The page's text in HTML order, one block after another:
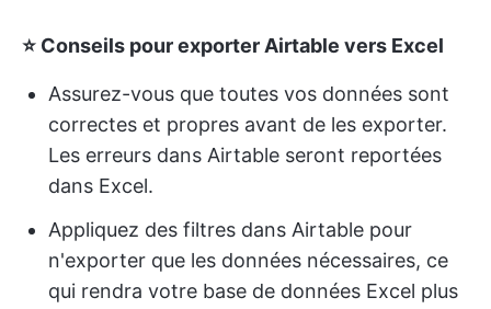
⭐️ Conseils pour exporter Airtable vers Excel
Assurez-vous que toutes vos données sont
correctes et propres avant de les exporter.
Les erreurs dans Airtable seront reportées
dans Excel.
Appliquez des filtres dans Airtable pour
n'exporter que les données nécessaires, ce
qui rendra votre base de données Excel plus